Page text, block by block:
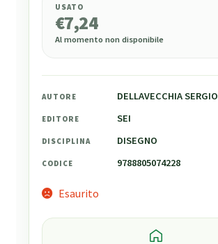
USATO
€7,24
Al momento non disponibile
AUTORE DELLAVECCHIA SERGIO
EDITORE SEI
DISCIPLINA DISEGNO
CODICE 9788805074228
Esaurito